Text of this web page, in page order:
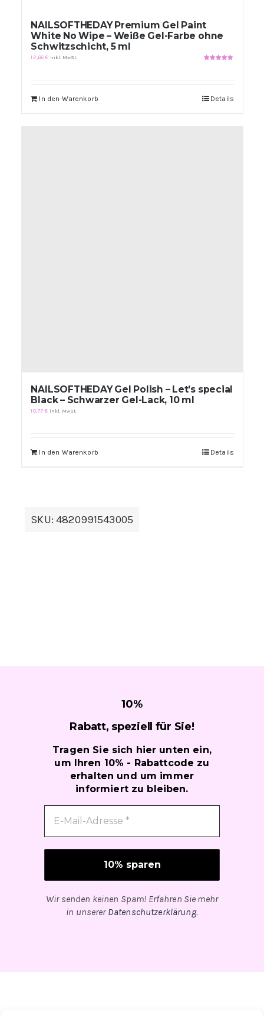
NAILSOFTHEDAY Premium Gel Paint
White No Wipe – Weiße Gel-Farbe ohne
Schwitzschicht, 5 ml
12,66€ inkl. MwSt.
In den Warenkorb Details
NAILSOFTHEDAY Gel Polish – Let’s special
Black – Schwarzer Gel-Lack, 10 ml
10,77€ inkl. MwSt.
In den Warenkorb Details
SKU:4820991543005
10%
Rabatt, speziell für Sie!
Tragen Sie sich hier unten ein,
um Ihren 10% - Rabattcode zu
erhalten und um immer
informiert zu bleiben.
Wir senden keinen Spam! Erfahren Sie mehr
in unserer Datenschutzerklärung.